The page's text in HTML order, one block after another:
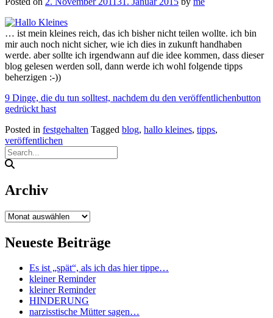
… ist mein kleines reich, das ich bisher nicht teilen wollte. ich bin
mir auch noch nicht sicher, wie ich dies in zukunft handhaben
werde. aber sollte ich irgendwann auf die idee kommen, dass dieser
blog gelesen werden soll, dann werde ich wohl folgende tipps
beherzigen :-))
9 Dinge, die du tun solltest, nachdem du den veröffentlichenbutton
gedrückt hast
Posted in festgehalten Tagged blog, hallo kleines, tipps,
veröffentlichen
Archiv
Archiv
Neueste Beiträge
Es ist „spät“, als ich das hier tippe…
kleiner Reminder
kleiner Reminder
HINDERUNG
narzisstische Mütter sagen…